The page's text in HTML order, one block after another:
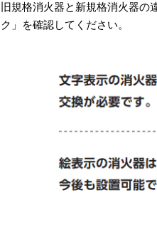
旧規格消火器と新規格消火器
ク」を確認してください。